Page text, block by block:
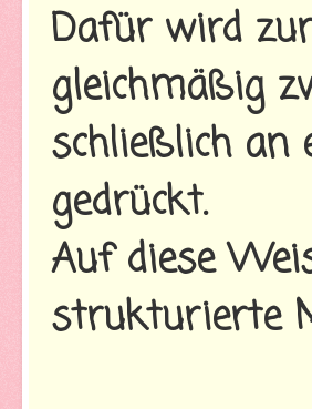
Dafür wird
gleichmäßig
schließlich an
gedrückt.
Auf diese
strukturierte